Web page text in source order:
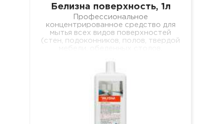
Белизна поверхность, 1л
Профессиональное
концентрированное средство для
мытья всех видов поверхностей
(стен, подоконников, полов, твердой
поверхностей, оборудования в
лечебных учреждениях разного
профиля). Свойства: -…